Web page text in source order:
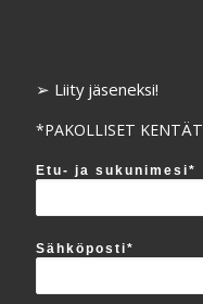
➢ Liity jäseneksi!
*PAKOLLISET KENTÄT
Etu- ja sukunimesi*
Sähköposti*